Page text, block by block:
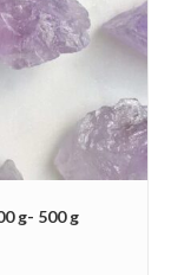
g- 500 g